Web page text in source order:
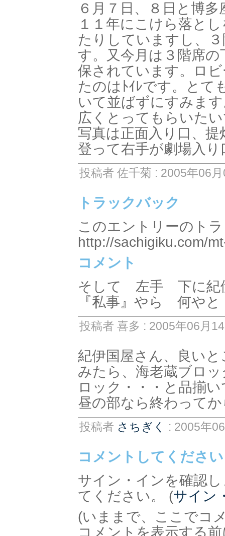
６月７日、８日と博
１１年にこけら落と
たりしていますし、
す。又今月は３階席
保されています。ロ
たのはﾄｲﾚです。とて
いて並ばずにすみま
広くとってもらいた
写真は正面入り口、
登って右手が劇場入り
投稿者 佐千菊 : 2005年06
トラックバック
このエントリーのト
http://sachigiku.com/
コメント
そして 左手 下に紀
『私事』やら 何や
投稿者 喜多 : 2005年06月
紀伊国屋さん、良い
みたら、海老蔵ブロ
ロック・・・と品揃
昼の部なら終わって
投稿者 さちぎく : 2005年
コメントしてください
サイン・インを確認
てください。 (サイン
(いままで、ここでコ
コメントを表示する